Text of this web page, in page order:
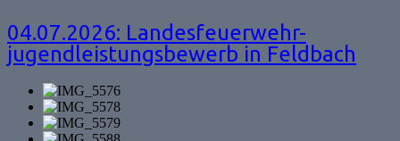
04.07.2026: Landesfeuerwehr-
jugendleistungsbewerb in Feldbach